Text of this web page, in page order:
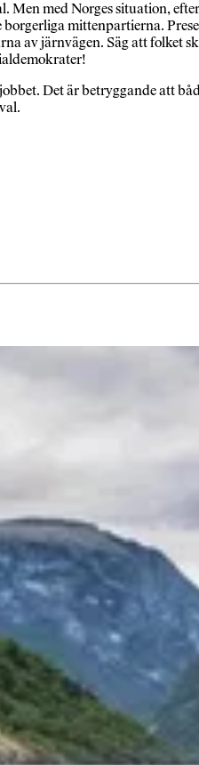
Men med Norges situation,
mittenpartierna.
av järnvägen. Säg att folket
Det är betryggande att